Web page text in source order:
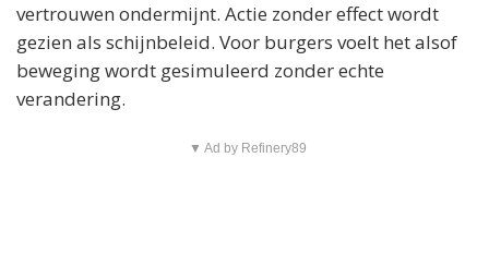
vertrouwen ondermijnt. Actie zonder effect wordt
gezien als schijnbeleid. Voor burgers voelt het alsof
beweging wordt gesimuleerd zonder echte
verandering.
▼ Ad by Refinery89